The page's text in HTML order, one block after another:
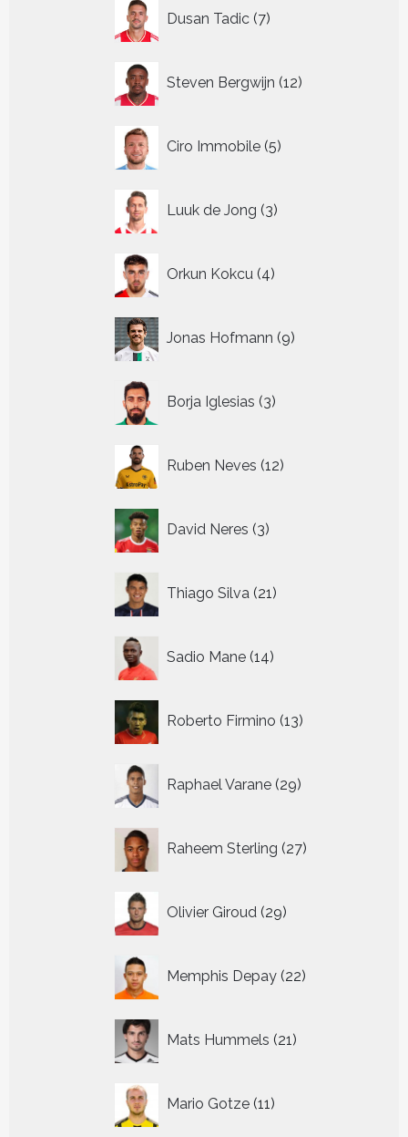
Dusan Tadic 7
producten
Steven Bergwijn 12
producten
Ciro Immobile 5
producten
Luuk de Jong 3
producten
Orkun Kokcu 4
producten
Jonas Hofmann 9
producten
Borja Iglesias 3
producten
Ruben Neves 12
producten
David Neres 3
producten
Thiago Silva 21
producten
Sadio Mane 14
producten
Roberto Firmino 13
producten
Raphael Varane 29
producten
Raheem Sterling 27
producten
Olivier Giroud 29
producten
Memphis Depay 22
producten
Mats Hummels 21
producten
Mario Gotze 11
producten